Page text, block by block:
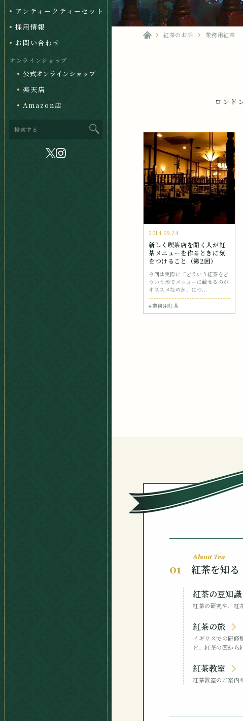
アンティークティーセット
採用情報
お問い合わせ
オンラインショップ
公式オンラインショップ
楽天店
Amazon店
紅茶のお話 業務用紅茶
ロンド
2014.09.24
新しく喫茶店を開く人が紅
茶メニューを作るときに気
をつけること（第2回）
今回は実際に「どういう紅茶をど
ういう形でメニューに載せるのが
オススメなのか」につ...
#業務用紅茶
About Tea
01 紅茶を知る
紅茶の豆知識
紅茶の研究や、紅
紅茶の旅
イギリスでの研修
ど、紅茶の国から
紅茶教室
紅茶教室のご案内